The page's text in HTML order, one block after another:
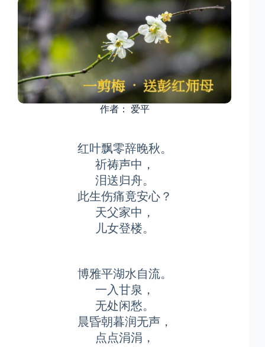
作者： 爱平
红叶飘零辞晚秋。
祈祷声中，
泪送归舟。
此生伤痛竟安心？
天父家中，
儿女登楼。
博雅平湖水自流。
一入甘泉，
无处闲愁。
晨昏朝暮润无声，
点点涓涓，